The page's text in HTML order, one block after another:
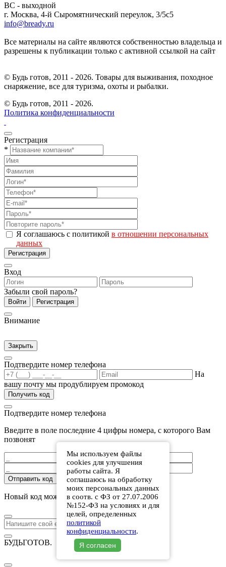
ВС - выходной
г. Москва, 4-й Сыромятнический переулок, 3/5с5
info@bready.ru
Все материалы на сайте являются собственностью владельца и
разрешены к публикации только с активной ссылкой на сайт
© Будь готов, 2011 - 2026. Товары для выживания, походное
снаряжение, все для туризма, охоты и рыбалки.
© Будь готов, 2011 - 2026.
Политика конфиденциальности
Регистрация
*
Я соглашаюсь с политикой в отношении персональных
данных
Регистрация
Вход
Забыли свой пароль?
Войти Регистрация
Внимание
Закрыть
Подтвердите номер телефона
На
вашу почту мы продублируем промокод
Получить код
Подтвердите номер телефона
Введите в поле последние 4 цифры номера, с которого Вам
позвонят
Отправить код
Новый код можно получить через:.
БУДЬГОТОВ.
Мы используем файлы
cookies для улучшения
работы сайта. Я
соглашаюсь на обработку
моих персональных данных
в соотв. с ФЗ от 27.07.2006
№152-ФЗ на условиях и для
целей, определенных
политикой
конфиденциальности.
Я согласен